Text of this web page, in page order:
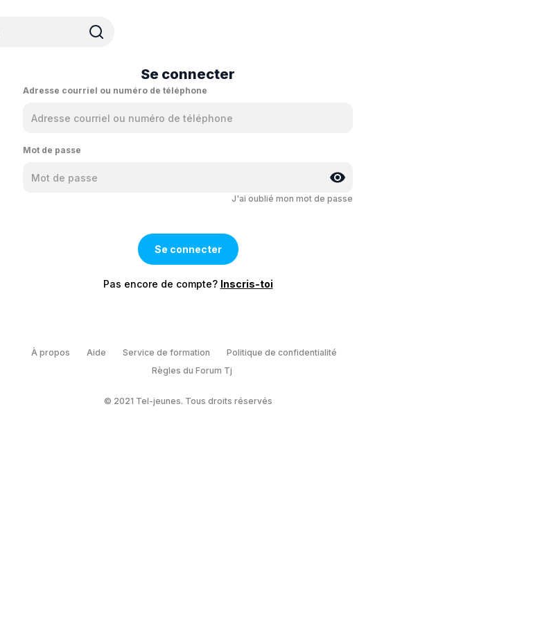
Se connecter
Adresse courriel ou numéro de téléphone
Mot de passe
J'ai oublié mon mot de passe
Pas encore de compte? Inscris-toi
À propos Aide Service de formation
Politique de confidentialité
Règles du Forum Tj
© 2021 Tel-jeunes. Tous droits réservés